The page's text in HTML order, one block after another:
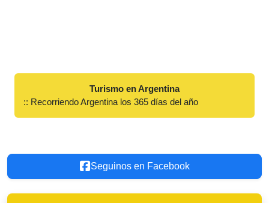
Turismo en Argentina
:: Recorriendo Argentina los 365 días del año
Seguinos en Facebook